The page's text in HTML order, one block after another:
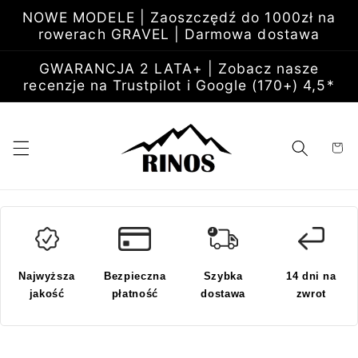
do
treści
NOWE MODELE | Zaoszczędź do 1000zł na
rowerach GRAVEL | Darmowa dostawa
GWARANCJA 2 LATA+ | Zobacz nasze
recenzje na Trustpilot i Google (170+) 4,5*
Koszyk
Najwyższa
jakość
Bezpieczna
płatność
Szybka
dostawa
14 dni na
zwrot